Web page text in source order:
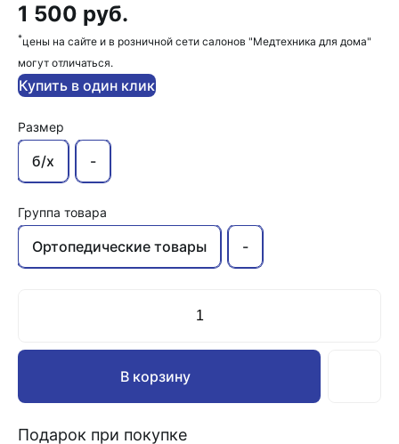
1 500 руб.
*цены на сайте и в розничной сети салонов "Медтехника для дома"
могут отличаться.
Купить в один клик
Размер
б/х -
Группа товара
Ортопедические товары -
В корзину
Подарок при покупке